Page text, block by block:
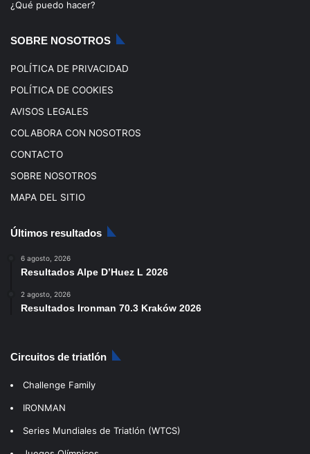
¿Qué puedo hacer?
SOBRE NOSOTROS
POLÍTICA DE PRIVACIDAD
POLÍTICA DE COOKIES
AVISOS LEGALES
COLABORA CON NOSOTROS
CONTACTO
SOBRE NOSOTROS
MAPA DEL SITIO
Últimos resultados
6 agosto, 2026
Resultados Alpe D’Huez L 2026
2 agosto, 2026
Resultados Ironman 70.3 Kraków 2026
Circuitos de triatlón
Challenge Family
IRONMAN
Series Mundiales de Triatlón (WTCS)